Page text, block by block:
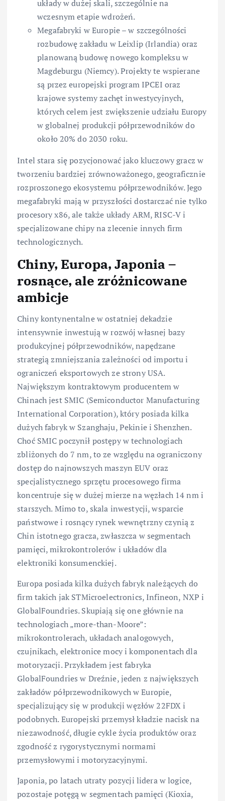
układy w dużej skali, szczególnie na
wczesnym etapie wdrożeń.
Megafabryki w Europie – w szczególności
rozbudowę zakładu w Leixlip (Irlandia) oraz
planowaną budowę nowego kompleksu w
Magdeburgu (Niemcy). Projekty te wspierane
są przez europejski program IPCEI oraz
krajowe systemy zachęt inwestycyjnych,
których celem jest zwiększenie udziału Europy
w globalnej produkcji półprzewodników do
około 20% do 2030 roku.
Intel stara się pozycjonować jako kluczowy gracz w
tworzeniu bardziej zrównoważonego, geograficznie
rozproszonego ekosystemu półprzewodników. Jego
megafabryki mają w przyszłości dostarczać nie tylko
procesory x86, ale także układy ARM, RISC-V i
specjalizowane chipy na zlecenie innych firm
technologicznych.
Chiny, Europa, Japonia –
rosnące, ale zróżnicowane
ambicje
Chiny kontynentalne w ostatniej dekadzie
intensywnie inwestują w rozwój własnej bazy
produkcyjnej półprzewodników, napędzane
strategią zmniejszania zależności od importu i
ograniczeń eksportowych ze strony USA.
Największym kontraktowym producentem w
Chinach jest SMIC (Semiconductor Manufacturing
International Corporation), który posiada kilka
dużych fabryk w Szanghaju, Pekinie i Shenzhen.
Choć SMIC poczynił postępy w technologiach
zbliżonych do 7 nm, to ze względu na ograniczony
dostęp do najnowszych maszyn EUV oraz
specjalistycznego sprzętu procesowego firma
koncentruje się w dużej mierze na węzłach 14 nm i
starszych. Mimo to, skala inwestycji, wsparcie
państwowe i rosnący rynek wewnętrzny czynią z
Chin istotnego gracza, zwłaszcza w segmentach
pamięci, mikrokontrolerów i układów dla
elektroniki konsumenckiej.
Europa posiada kilka dużych fabryk należących do
firm takich jak STMicroelectronics, Infineon, NXP i
GlobalFoundries. Skupiają się one głównie na
technologiach „more-than-Moore”:
mikrokontrolerach, układach analogowych,
czujnikach, elektronice mocy i komponentach dla
motoryzacji. Przykładem jest fabryka
GlobalFoundries w Dreźnie, jeden z największych
zakładów półprzewodnikowych w Europie,
specjalizujący się w produkcji węzłów 22FDX i
podobnych. Europejski przemysł kładzie nacisk na
niezawodność, długie cykle życia produktów oraz
zgodność z rygorystycznymi normami
przemysłowymi i motoryzacyjnymi.
Japonia, po latach utraty pozycji lidera w logice,
pozostaje potęgą w segmentach pamięci (Kioxia,